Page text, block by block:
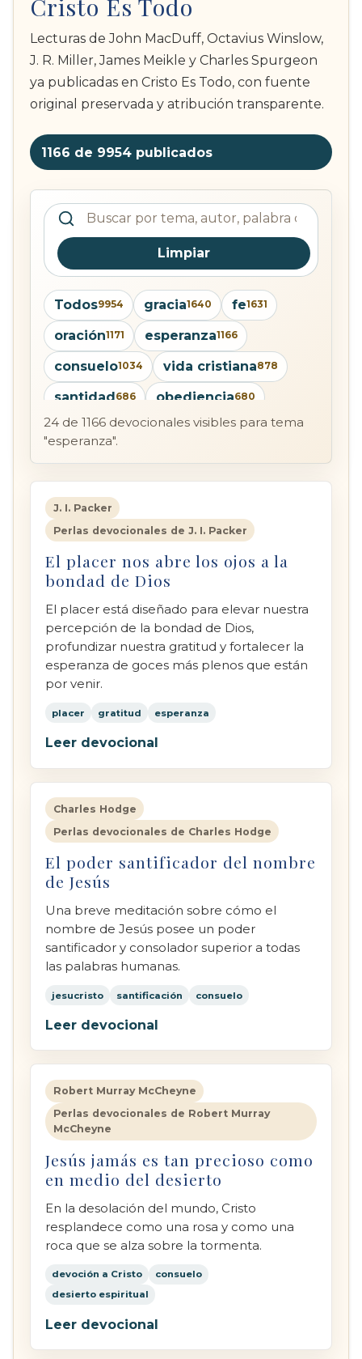
Cristo Es Todo
Lecturas de John MacDuff, Octavius Winslow,
J. R. Miller, James Meikle y Charles Spurgeon
ya publicadas en Cristo Es Todo, con fuente
original preservada y atribución transparente.
1166 de 9954 publicados
Buscar devocionales publicados
Limpiar
Todos9954 gracia1640 fe1631
oración1171 esperanza1166
consuelo1034 vida cristiana878
santidad686 obediencia680
humildad660 salvación655
providencia568
24 de 1166 devocionales visibles para tema
"esperanza".
J. I. Packer
Perlas devocionales de J. I. Packer
El placer nos abre los ojos a la
bondad de Dios
El placer está diseñado para elevar nuestra
percepción de la bondad de Dios,
profundizar nuestra gratitud y fortalecer la
esperanza de goces más plenos que están
por venir.
placer gratitud esperanza
Leer devocional
Charles Hodge
Perlas devocionales de Charles Hodge
El poder santificador del nombre
de Jesús
Una breve meditación sobre cómo el
nombre de Jesús posee un poder
santificador y consolador superior a todas
las palabras humanas.
jesucristo santificación consuelo
Leer devocional
Robert Murray McCheyne
Perlas devocionales de Robert Murray
McCheyne
Jesús jamás es tan precioso como
en medio del desierto
En la desolación del mundo, Cristo
resplandece como una rosa y como una
roca que se alza sobre la tormenta.
devoción a Cristo
consuelo
desierto espiritual
Leer devocional